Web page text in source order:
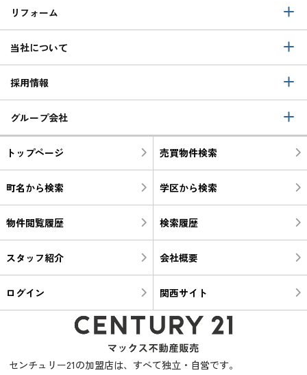
リフォーム
当社について
採用情報
グループ会社
トップページ 売買物件検索
町名から検索 学区から検索
物件閲覧履歴 検索履歴
スタッフ紹介 会社概要
ログイン 関西サイト
センチュリー21の加盟店は、すべて独立・自営です。